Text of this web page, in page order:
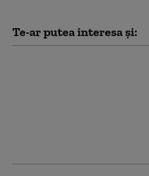
Te-ar putea interesa și: